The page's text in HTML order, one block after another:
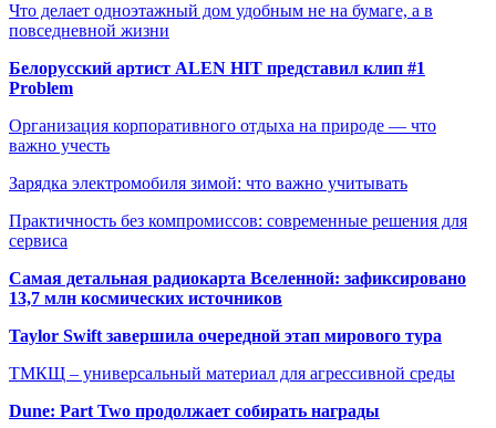
Что делает одноэтажный дом удобным не на бумаге, а в
повседневной жизни
Белорусский артист ALEN HIT представил клип #1
Problem
Организация корпоративного отдыха на природе — что
важно учесть
Зарядка электромобиля зимой: что важно учитывать
Практичность без компромиссов: современные решения для
сервиса
Самая детальная радиокарта Вселенной: зафиксировано
13,7 млн космических источников
Taylor Swift завершила очередной этап мирового тура
ТМКЩ – универсальный материал для агрессивной среды
Dune: Part Two продолжает собирать награды